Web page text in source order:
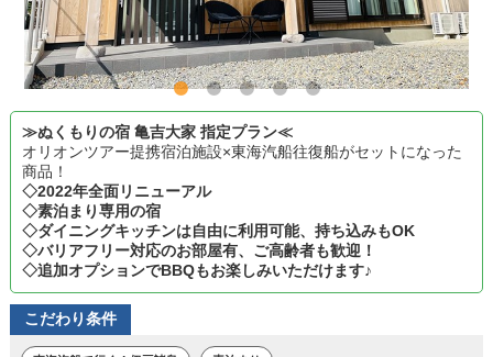
≫ぬくもりの宿 亀吉大家 指定プラン≪
オリオンツアー提携宿泊施設×東海汽船往復船がセットになった
商品！
◇2022年全面リニューアル
◇素泊まり専用の宿
◇ダイニングキッチンは自由に利用可能、持ち込みもOK
◇バリアフリー対応のお部屋有、ご高齢者も歓迎！
◇追加オプションでBBQもお楽しみいただけます♪
こだわり条件